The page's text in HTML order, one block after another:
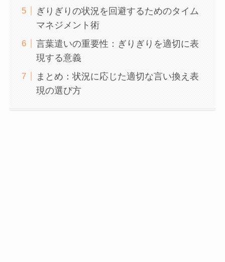
ぎりぎりの状況を回避するためのタイム
マネジメント術
言葉遣いの重要性：ぎりぎりを適切に表
現する意義
まとめ：状況に応じた適切な言い換え表
現の選び方